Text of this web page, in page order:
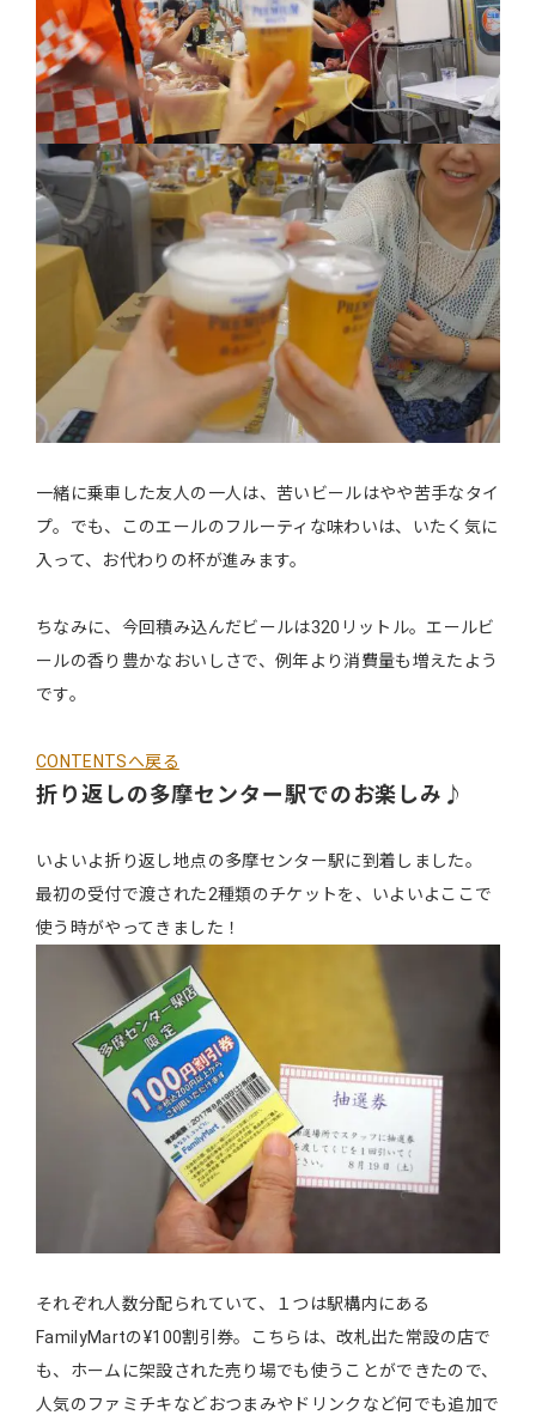
一緒に乗車した友人の一人は、苦いビールはやや苦手なタイ
プ。でも、このエールのフルーティな味わいは、いたく気に
入って、お代わりの杯が進みます。
ちなみに、今回積み込んだビールは320リットル。エールビ
ールの香り豊かなおいしさで、例年より消費量も増えたよう
です。
CONTENTSへ戻る
折り返しの多摩センター駅でのお楽しみ♪
いよいよ折り返し地点の多摩センター駅に到着しました。
最初の受付で渡された2種類のチケットを、いよいよここで
使う時がやってきました！
それぞれ人数分配られていて、１つは駅構内にある
FamilyMartの¥100割引券。こちらは、改札出た常設の店で
も、ホームに架設された売り場でも使うことができたので、
人気のファミチキなどおつまみやドリンクなど何でも追加で